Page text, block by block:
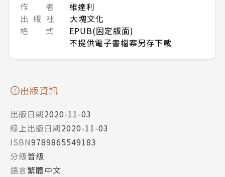
作 者
維達利
出 版 社
大塊文化
格 式
EPUB(固定版面)
不提供電子書檔案另存下載
出版資訊
出版日期2020-11-03
線上出版日期2020-11-03
ISBN9789865549183
分級普級
語言繁體中文